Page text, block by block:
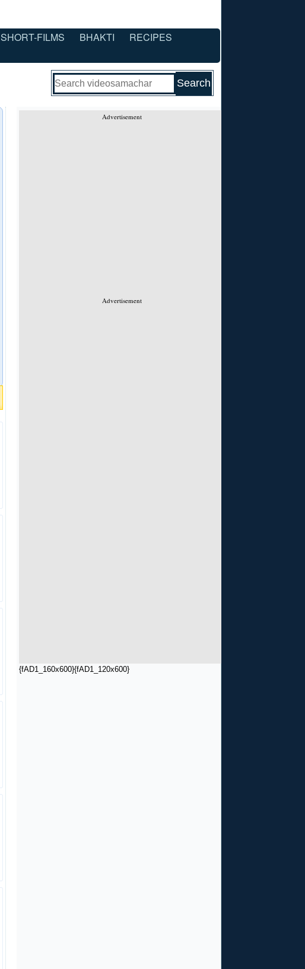
SHORT-FILMS BHAKTI
RECIPES
Advertisement
Advertisement
{fAD1_160x600}{fAD1_120x600}